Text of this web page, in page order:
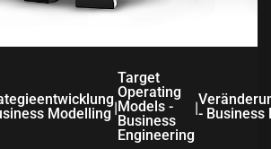
Modelling |
Target
Operating
Models -
Business
Engineering
|- Business